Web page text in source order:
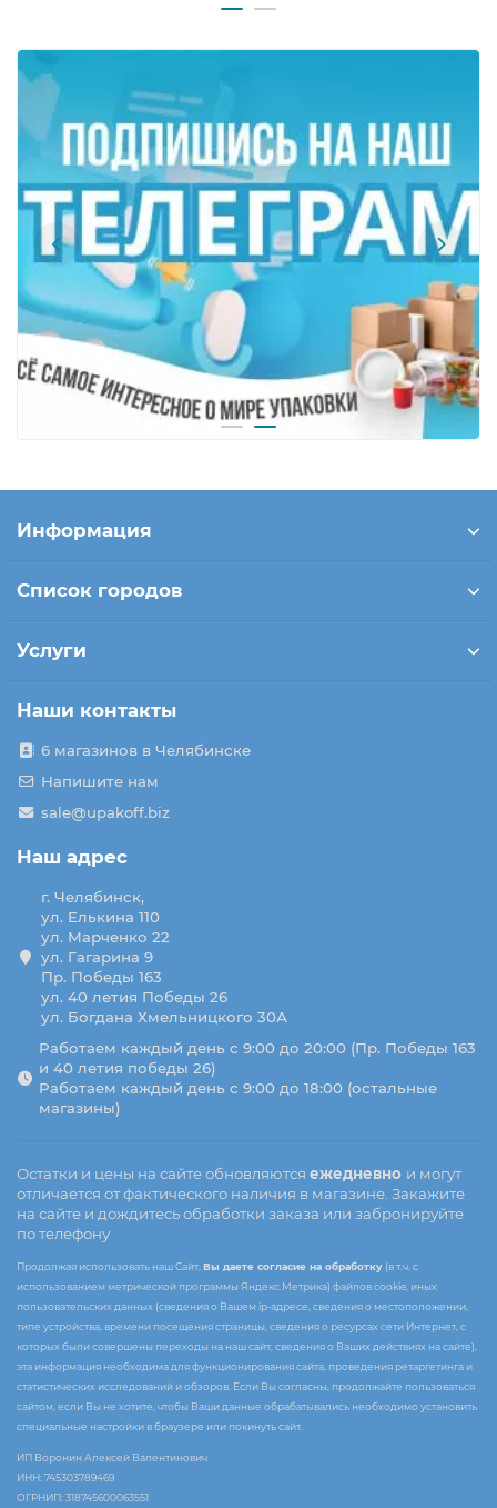
Информация
Список городов
Услуги
Наши контакты
6 магазинов в Челябинске
Напишите нам
sale@upakoff.biz
Наш адрес
г. Челябинск,
ул. Елькина 110
ул. Марченко 22
ул. Гагарина 9
Пр. Победы 163
ул. 40 летия Победы 26
ул. Богдана Хмельницкого 30А
Работаем каждый день с 9:00 до 20:00 (Пр. Победы 163
и 40 летия победы 26)
Работаем каждый день с 9:00 до 18:00 (остальные
магазины)
Остатки и цены на сайте обновляются ежедневно и могут
отличается от фактического наличия в магазине. Закажите
на сайте и дождитесь обработки заказа или забронируйте
по телефону
Продолжая использовать наш Сайт, Вы даете согласие на обработку (в т.ч. с
использованием метрической программы Яндекс.Метрика) файлов cookie, иных
пользовательских данных (сведения о Вашем ip-адресе, сведения о местоположении,
типе устройства, времени посещения страницы, сведения о ресурсах сети Интернет, с
которых были совершены переходы на наш сайт, сведения о Ваших действиях на сайте),
эта информация необходима для функционирования сайта, проведения ретаргетинга и
статистических исследований и обзоров. Если Вы согласны, продолжайте пользоваться
сайтом, если Вы не хотите, чтобы Ваши данные обрабатывались необходимо установить
специальные настройки в браузере или покинуть сайт.
ИП Воронин Алексей Валентинович
ИНН: 745303789469
ОГРНИП: 318745600063551